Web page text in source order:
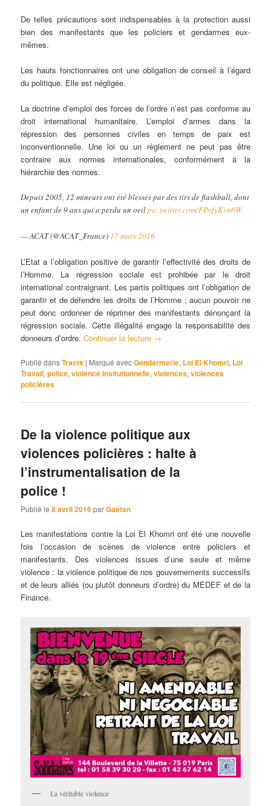
De telles précautions sont indispensables à la protection aussi
bien des manifestants que les policiers et gendarmes eux-
mêmes.
Les hauts fonctionnaires ont une obligation de conseil à l’égard
du politique. Elle est négligée.
La doctrine d’emploi des forces de l’ordre n’est pas conforme au
droit international humanitaire. L’emploi d’armes dans la
répression des personnes civiles en temps de paix est
inconventionnelle. Une loi ou un règlement ne peut pas être
contraire aux normes internationales, conformément à la
hiérarchie des normes.
Depuis 2005, 12 mineurs ont été blessés par des tirs de flashball, dont
un enfant de 9 ans qui a perdu un oeilpic.twitter.com/FPofyKvn6W
— ACAT (@ACAT_France) 17 mars 2016
L’Etat a l’obligation positive de garantir l’effectivité des droits de
l’Homme. La régression sociale est prohibée par le droit
international contraignant. Les partis politiques ont l’obligation de
garantir et de défendre les droits de l’Homme ; aucun pouvoir ne
peut donc ordonner de réprimer des manifestants dénonçant la
régression sociale. Cette illégalité engage la responsabilité des
donneurs d’ordre.Continuer la lecture →
Publié dansTracts | Marqué avecGendarmerie, Loi El Khomri, Loi
Travail,police,violence insitutionnelle,violences,violences
policières
De la violence politique aux
violences policières : halte à
l’instrumentalisation de la
police !
Publié le8 avril 2016parGaétan
Les manifestations contre la Loi El Khomri ont été une nouvelle
fois l’occasion de scènes de violence entre policiers et
manifestants. Des violences issues d’une seule et même
violence : la violence politique de nos gouvernements successifs
et de leurs alliés (ou plutôt donneurs d’ordre) du MEDEF et de la
Finance.
La véritable violence